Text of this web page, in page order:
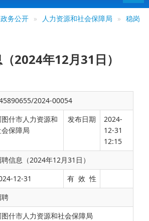
政务公开 » 人力资源和社会保障局 » 稳岗
2024年12月31日）
2024-00054
什市人力资源和
保障局
发布日期
2024-
12-31
12:15
信息（2024年12月31日）
12-31
有 效 性
什市人力资源和社会保障局
务管理中心
；
劳，有相关工作经验者优